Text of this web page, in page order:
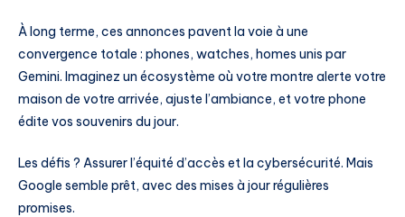
À long terme, ces annonces pavent la voie à une
convergence totale : phones, watches, homes unis par
Gemini. Imaginez un écosystème où votre montre alerte votre
maison de votre arrivée, ajuste l’ambiance, et votre phone
édite vos souvenirs du jour.
Les défis ? Assurer l’équité d’accès et la cybersécurité. Mais
Google semble prêt, avec des mises à jour régulières
promises.